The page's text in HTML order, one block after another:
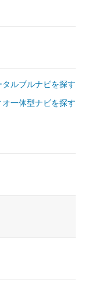
ルブルナビを探す
一体型ナビを探す